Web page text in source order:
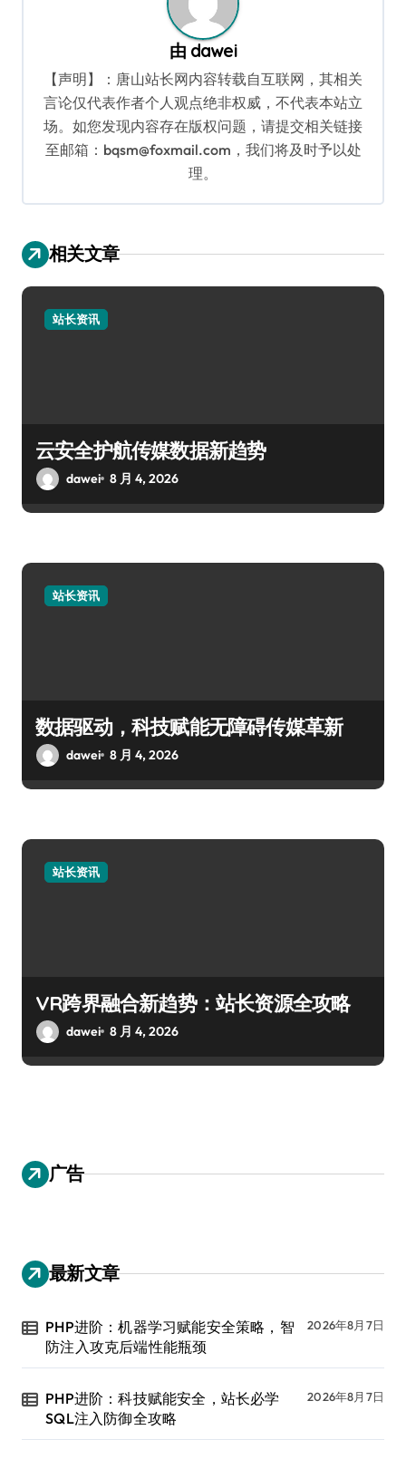
由 dawei
【声明】：唐山站长网内容转载自互联网，其相关
言论仅代表作者个人观点绝非权威，不代表本站立
场。如您发现内容存在版权问题，请提交相关链接
至邮箱：bqsm@foxmail.com，我们将及时予以处
理。
相关文章
站长资讯
云安全护航传媒数据新趋势
dawei 8 月 4, 2026
站长资讯
数据驱动，科技赋能无障碍传媒革新
dawei 8 月 4, 2026
站长资讯
VR跨界融合新趋势：站长资源全攻略
dawei 8 月 4, 2026
广告
最新文章
PHP进阶：机器学习赋能安全策略，智
防注入攻克后端性能瓶颈
2026年8月7日
PHP进阶：科技赋能安全，站长必学
SQL注入防御全攻略
2026年8月7日